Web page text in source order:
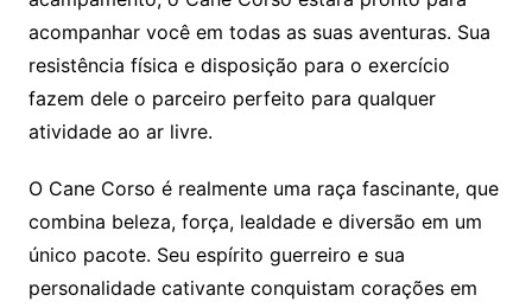
acompanhar você em todas as suas aventuras. Sua
resistência física e disposição para o exercício
fazem dele o parceiro perfeito para qualquer
atividade ao ar livre.
O Cane Corso é realmente uma raça fascinante, que
combina beleza, força, lealdade e diversão em um
único pacote. Seu espírito guerreiro e sua
personalidade cativante conquistam corações em